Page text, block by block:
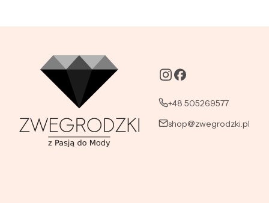
+48 505269577
shop@zwegrodzki.pl